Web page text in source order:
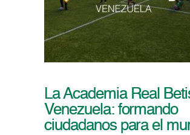
La Academia Real
Venezuela: formando
ciudadanos para el